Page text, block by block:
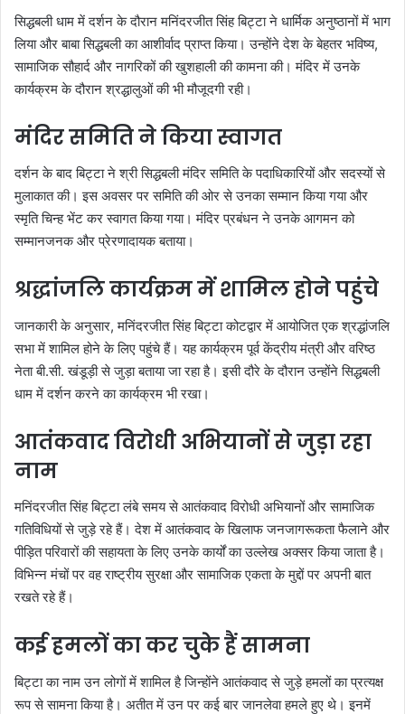
सिद्धबली धाम में दर्शन के दौरान मनिंदरजीत सिंह बिट्टा ने धार्मिक अनुष्ठानों में भाग
लिया और बाबा सिद्धबली का आशीर्वाद प्राप्त किया। उन्होंने देश के बेहतर भविष्य,
सामाजिक सौहार्द और नागरिकों की खुशहाली की कामना की। मंदिर में उनके
कार्यक्रम के दौरान श्रद्धालुओं की भी मौजूदगी रही।
मंदिर समिति ने किया स्वागत
दर्शन के बाद बिट्टा ने श्री सिद्धबली मंदिर समिति के पदाधिकारियों और सदस्यों से
मुलाकात की। इस अवसर पर समिति की ओर से उनका सम्मान किया गया और
स्मृति चिन्ह भेंट कर स्वागत किया गया। मंदिर प्रबंधन ने उनके आगमन को
सम्मानजनक और प्रेरणादायक बताया।
श्रद्धांजलि कार्यक्रम में शामिल होने पहुंचे
जानकारी के अनुसार, मनिंदरजीत सिंह बिट्टा कोटद्वार में आयोजित एक श्रद्धांजलि
सभा में शामिल होने के लिए पहुंचे हैं। यह कार्यक्रम पूर्व केंद्रीय मंत्री और वरिष्ठ
नेता बी.सी. खंडूड़ी से जुड़ा बताया जा रहा है। इसी दौरे के दौरान उन्होंने सिद्धबली
धाम में दर्शन करने का कार्यक्रम भी रखा।
आतंकवाद विरोधी अभियानों से जुड़ा रहा
नाम
मनिंदरजीत सिंह बिट्टा लंबे समय से आतंकवाद विरोधी अभियानों और सामाजिक
गतिविधियों से जुड़े रहे हैं। देश में आतंकवाद के खिलाफ जनजागरूकता फैलाने और
पीड़ित परिवारों की सहायता के लिए उनके कार्यों का उल्लेख अक्सर किया जाता है।
विभिन्न मंचों पर वह राष्ट्रीय सुरक्षा और सामाजिक एकता के मुद्दों पर अपनी बात
रखते रहे हैं।
कई हमलों का कर चुके हैं सामना
बिट्टा का नाम उन लोगों में शामिल है जिन्होंने आतंकवाद से जुड़े हमलों का प्रत्यक्ष
रूप से सामना किया है। अतीत में उन पर कई बार जानलेवा हमले हुए थे। इनमें